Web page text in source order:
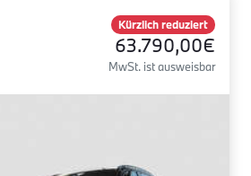
Kürzlich reduziert
63.790,00€
MwSt. ist ausweisbar